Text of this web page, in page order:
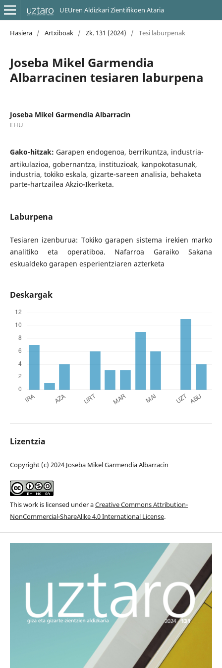
UEUren Aldizkari Zientifikoen Ataria
Hasiera / Artxiboak / Zk. 131 (2024) / Tesi laburpenak
Joseba Mikel Garmendia
Albarracinen tesiaren laburpena
Joseba Mikel Garmendia Albarracin
EHU
Gako-hitzak: Garapen endogenoa, berrikuntza, industria-
artikulazioa, gobernantza, instituzioak, kanpokotasunak,
industria, tokiko eskala, gizarte-sareen analisia, behaketa
parte-hartzailea Akzio-Ikerketa.
Laburpena
Tesiaren izenburua: Tokiko garapen sistema irekien marko
analitiko eta operatiboa. Nafarroa Garaiko Sakana
eskualdeko garapen esperientziaren azterketa
Deskargak
Lizentzia
Copyright (c) 2024 Joseba Mikel Garmendia Albarracin
This work is licensed under aCreative Commons Attribution-
NonCommercial-ShareAlike 4.0 International License.